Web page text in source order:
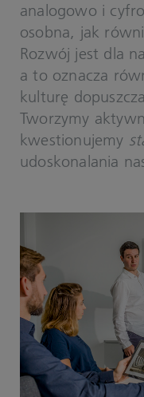
analogowo i
osobna, jak
Rozwój jest dla
a to oznacza
kulturę
Tworzymy
kwestionujemy
udoskonalania